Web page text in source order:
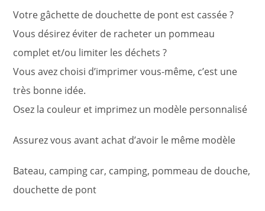
Votre gâchette de douchette de pont est cassée ?
Vous désirez éviter de racheter un pommeau
complet et/ou limiter les déchets ?
Vous avez choisi d’imprimer vous-même, c’est une
très bonne idée.
Osez la couleur et imprimez un modèle personnalisé
Assurez vous avant achat d’avoir le même modèle
Bateau, camping car, camping, pommeau de douche,
douchette de pont